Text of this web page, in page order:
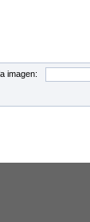
imagen: